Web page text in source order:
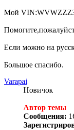
Мой
Если можно на
Большое спасибо.
Varapai
Новичок
Автор темы
Сообщения: